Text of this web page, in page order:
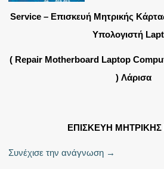
Service – Επισκευή Μητρικής
Υπολογιστή
( Repair Motherboard Laptop
) Λάρισα
ΕΠΙΣΚΕΥΗ ΜΗΤΡΙΚΗΣ
Συνέχισε την ανάγνωση →